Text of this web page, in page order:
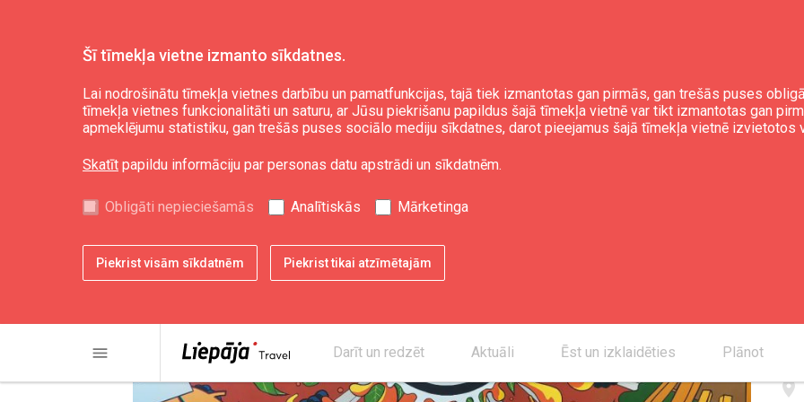
Šī tīmekļa vietne izmanto sīkdatnes.
Lai nodrošinātu tīmekļa vietnes darbību un pamatfunkcijas, tajā tiek izmantotas gan pirmās, gan trešās puses
tīmekļa vietnes funkcionalitāti un saturu, ar Jūsu piekrišanu papildus šajā tīmekļa vietnē var tikt izmantotas gan
apmeklējumu statistiku, gan trešās puses sociālo mediju sīkdatnes, darot pieejamus šajā tīmekļa vietnē izvietotos
Skatīt papildu informāciju par personas datu apstrādi un sīkdatnēm.
Obligāti nepieciešamās Analītiskās Mārketinga
Piekrist visām sīkdatnēm Piekrist tikai atzīmētajām
menu Darīt un redzēt Aktuāli Ēst un izklaidēties Plānot
Burgernīca "Pasta Burgers"
place